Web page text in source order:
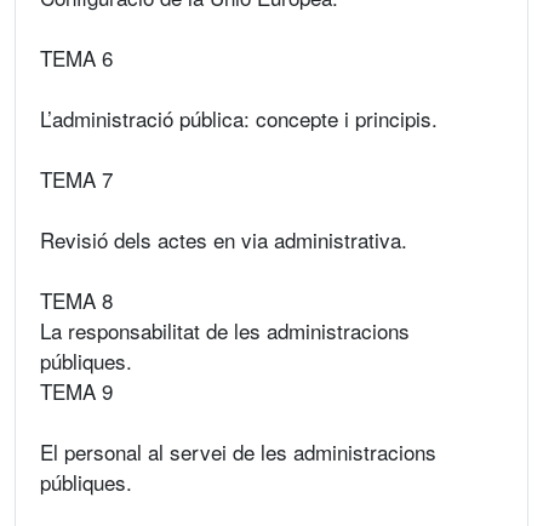
TEMA 6
L’administració pública: concepte i principis.
TEMA 7
Revisió dels actes en via administrativa.
TEMA 8
La responsabilitat de les administracions
públiques.
TEMA 9
El personal al servei de les administracions
públiques.